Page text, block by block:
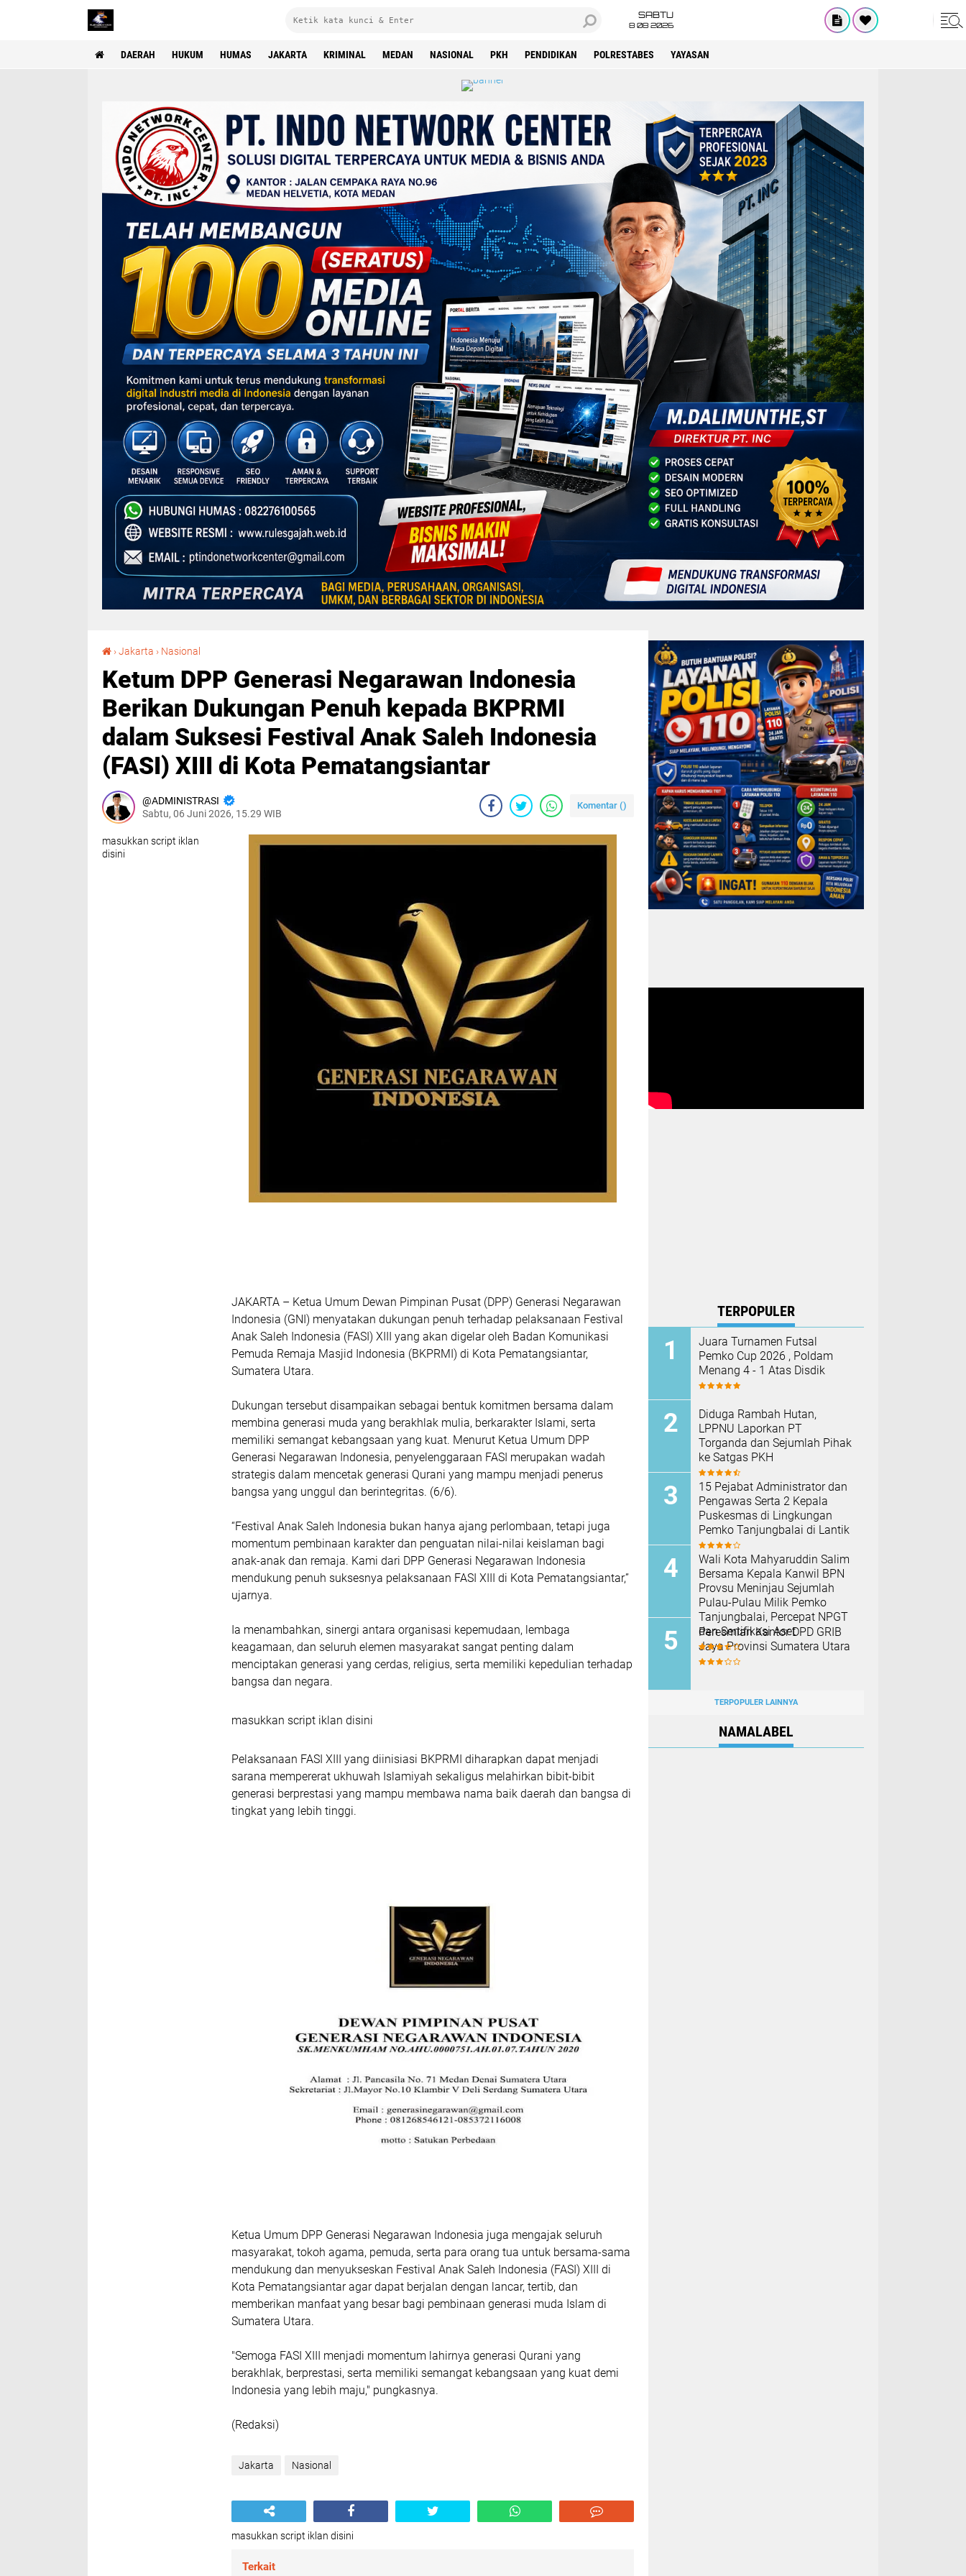
SABTU
8 08 2026
DAERAH HUKUM HUMAS JAKARTA KRIMINAL MEDAN NASIONAL PKH PENDIDIKAN POLRESTABES YAYASAN
›Jakarta › Nasional
Ketum DPP Generasi Negarawan Indonesia
Berikan Dukungan Penuh kepada BKPRMI
dalam Suksesi Festival Anak Saleh Indonesia
(FASI) XIII di Kota Pematangsiantar
ADMINISTRASI
Sabtu, 06 Juni 2026, 15.29 WIB
Komentar ()
masukkan script iklan
disini
JAKARTA – Ketua Umum Dewan Pimpinan Pusat (DPP) Generasi Negarawan
Indonesia (GNI) menyatakan dukungan penuh terhadap pelaksanaan Festival
Anak Saleh Indonesia (FASI) XIII yang akan digelar oleh Badan Komunikasi
Pemuda Remaja Masjid Indonesia (BKPRMI) di Kota Pematangsiantar,
Sumatera Utara.
Dukungan tersebut disampaikan sebagai bentuk komitmen bersama dalam
membina generasi muda yang berakhlak mulia, berkarakter Islami, serta
memiliki semangat kebangsaan yang kuat. Menurut Ketua Umum DPP
Generasi Negarawan Indonesia, penyelenggaraan FASI merupakan wadah
strategis dalam mencetak generasi Qurani yang mampu menjadi penerus
bangsa yang unggul dan berintegritas. (6/6).
“Festival Anak Saleh Indonesia bukan hanya ajang perlombaan, tetapi juga
momentum pembinaan karakter dan penguatan nilai-nilai keislaman bagi
anak-anak dan remaja. Kami dari DPP Generasi Negarawan Indonesia
mendukung penuh suksesnya pelaksanaan FASI XIII di Kota Pematangsiantar,”
ujarnya.
Ia menambahkan, sinergi antara organisasi kepemudaan, lembaga
keagamaan, dan seluruh elemen masyarakat sangat penting dalam
menciptakan generasi yang cerdas, religius, serta memiliki kepedulian terhadap
bangsa dan negara.
masukkan script iklan disini
Pelaksanaan FASI XIII yang diinisiasi BKPRMI diharapkan dapat menjadi
sarana mempererat ukhuwah Islamiyah sekaligus melahirkan bibit-bibit
generasi berprestasi yang mampu membawa nama baik daerah dan bangsa di
tingkat yang lebih tinggi.
Ketua Umum DPP Generasi Negarawan Indonesia juga mengajak seluruh
masyarakat, tokoh agama, pemuda, serta para orang tua untuk bersama-sama
mendukung dan menyukseskan Festival Anak Saleh Indonesia (FASI) XIII di
Kota Pematangsiantar agar dapat berjalan dengan lancar, tertib, dan
memberikan manfaat yang besar bagi pembinaan generasi muda Islam di
Sumatera Utara.
"Semoga FASI XIII menjadi momentum lahirnya generasi Qurani yang
berakhlak, berprestasi, serta memiliki semangat kebangsaan yang kuat demi
Indonesia yang lebih maju," pungkasnya.
(Redaksi)
Jakarta Nasional
masukkan script iklan disini
Terkait
TERPOPULER
Juara Turnamen Futsal
Pemko Cup 2026 , Poldam
Menang 4 - 1 Atas Disdik
Diduga Rambah Hutan,
LPPNU Laporkan PT
Torganda dan Sejumlah Pihak
ke Satgas PKH
15 Pejabat Administrator dan
Pengawas Serta 2 Kepala
Puskesmas di Lingkungan
Pemko Tanjungbalai di Lantik
Wali Kota Mahyaruddin Salim
Bersama Kepala Kanwil BPN
Provsu Meninjau Sejumlah
Pulau-Pulau Milik Pemko
Tanjungbalai, Percepat NPGT
dan Sertifikasi Aset
Peresmian Kantor DPD GRIB
Jaya Provinsi Sumatera Utara
TERPOPULER LAINNYA
NAMALABEL